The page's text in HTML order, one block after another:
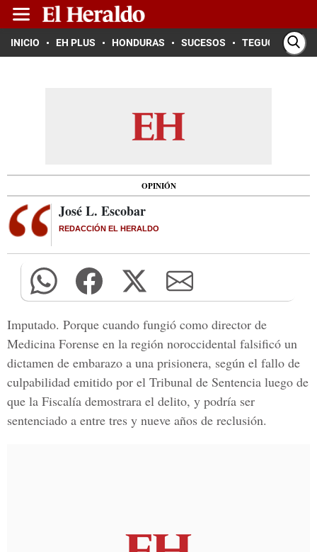
INICIO EH PLUS HONDURAS SUCESOS TEGUCIGALPA
OPINIÓN
José L. Escobar
REDACCIÓN EL HERALDO
Imputado. Porque cuando fungió como director de
Medicina Forense en la región noroccidental falsificó un
dictamen de embarazo a una prisionera, según el fallo de
culpabilidad emitido por el Tribunal de Sentencia luego de
que la Fiscalía demostrara el delito, y podría ser
sentenciado a entre tres y nueve años de reclusión.